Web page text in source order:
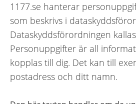
1177.se hanterar
som beskrivs i
Dataskyddsförordningen
Personuppgifter är all
kopplas till dig. Det kan till
postadress och ditt namn.